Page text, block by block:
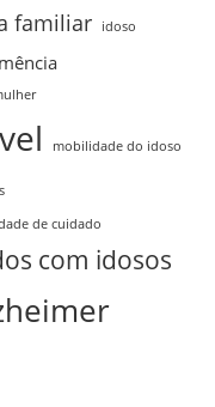
familiar idoso
mobilidade do idoso
de cuidado
com idosos